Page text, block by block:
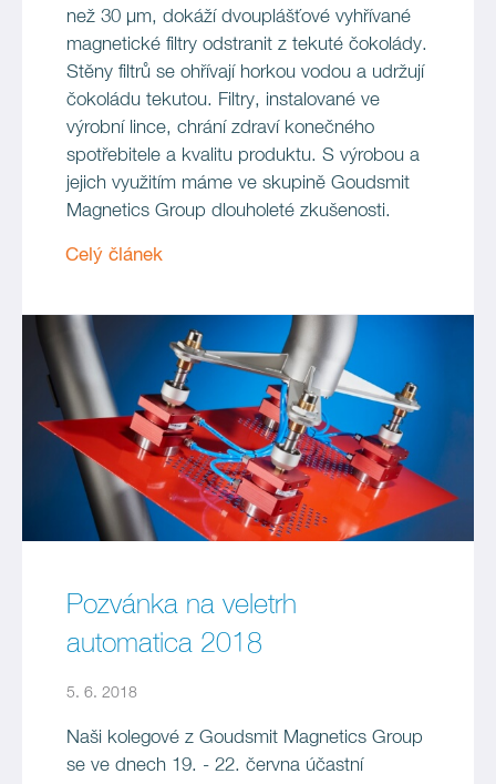
než 30 µm, dokáží dvouplášťové vyhřívané
magnetické filtry odstranit z tekuté čokolády.
Stěny filtrů se ohřívají horkou vodou a udržují
čokoládu tekutou. Filtry, instalované ve
výrobní lince, chrání zdraví konečného
spotřebitele a kvalitu produktu. S výrobou a
jejich využitím máme ve skupině Goudsmit
Magnetics Group dlouholeté zkušenosti.
Celý článek
Pozvánka na veletrh
automatica 2018
5. 6. 2018
Naši kolegové z Goudsmit Magnetics Group
se ve dnech 19. - 22. června účastní